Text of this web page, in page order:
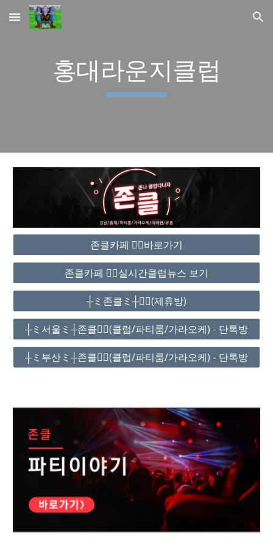
Skip to main content Skip to navigation
홍대라운지클럽
존클카페 ❤️‍🔥바로가기
존클카페 ❤️‍🔥실시간클럽뉴스 보기
┼ミ존클ミ┼❤️‍🔥(제휴방)
┼ミ서울ミ┼존클❤️‍🔥(클럽/파티룸/가라오케) - 단톡방
┼ミ부산ミ┼존클❤️‍🔥(클럽/파티룸/가라오케) - 단톡방